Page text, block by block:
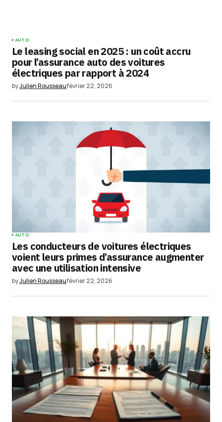
Your E-mail*
Enregistrer mon nom, mon e-mail et mon
site dans le navigateur pour mon prochain
AUTO
Le leasing social en 2025 : un coût accru
pour l’assurance auto des voitures
électriques par rapport à 2024
byJulien Rousseaufévrier 22, 2026
AUTO
Les conducteurs de voitures électriques
voient leurs primes d’assurance augmenter
avec une utilisation intensive
byJulien Rousseaufévrier 22, 2026